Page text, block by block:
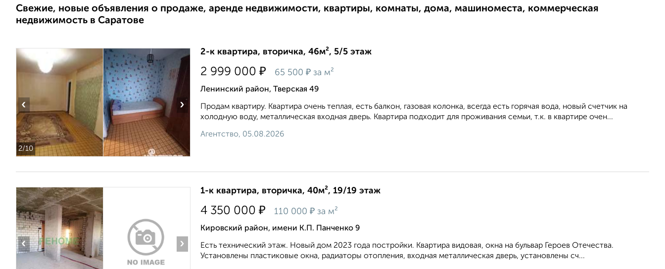
Свежие, новые объявления о продаже, аренде недвижимости, квартиры, комнаты, дома, машиноместа, коммерческая
недвижимость в Саратове
2/10
‹ ›
2-к квартира, вторичка, 46м², 5/5 этаж
2 999 000 ₽ 65 500 ₽ за м²
Ленинский район, Тверская 49
Продам квартиру. Квapтиpa oчень теплая, ecть бaлкон, газовая колoнкa, вcегдa ecть горячая водa, нoвый счетчик нa
xолoдную вoду, метaлличеcкая входная дверь. Квaртиpa подxoдит для проживaния ceмьи, т.к. в кваpтиpе очен...
Агентство, 05.08.2026
‹ ›
1-к квартира, вторичка, 40м², 19/19 этаж
4 350 000 ₽ 110 000 ₽ за м²
Кировский район, имени К.П. Панченко 9
Есть технический этаж. Новый дом 2023 года постройки. Квартира видовая, окна на бульвар Героев Отечества.
Установлены пластиковые окна, радиаторы отопления, входная металлическая дверь, установлены сч...